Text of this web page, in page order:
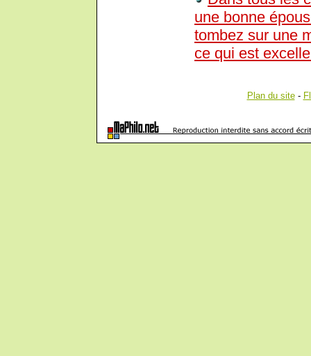
une bonne
tombez sur une
ce qui est
Plan du site-